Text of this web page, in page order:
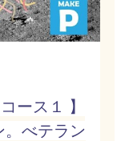
ース１ 】
。べテラン